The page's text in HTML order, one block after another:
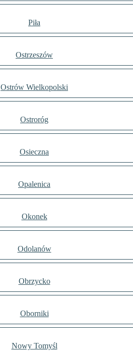
Piła
Ostrzeszów
Ostrów Wielkopolski
Ostroróg
Osieczna
Opalenica
Okonek
Odolanów
Obrzycko
Oborniki
Nowy Tomyśl